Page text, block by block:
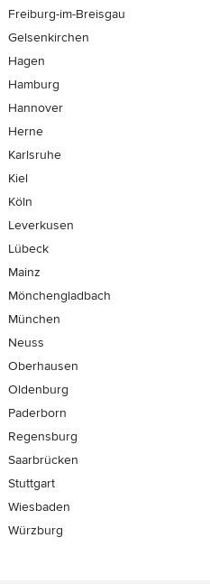
Freiburg-im-Breisgau
Gelsenkirchen
Hagen
Hamburg
Hannover
Herne
Karlsruhe
Kiel
Köln
Leverkusen
Lübeck
Mainz
Mönchen­gladbach
München
Neuss
Oberhausen
Oldenburg
Paderborn
Regensburg
Saarbrücken
Stuttgart
Wiesbaden
Würzburg